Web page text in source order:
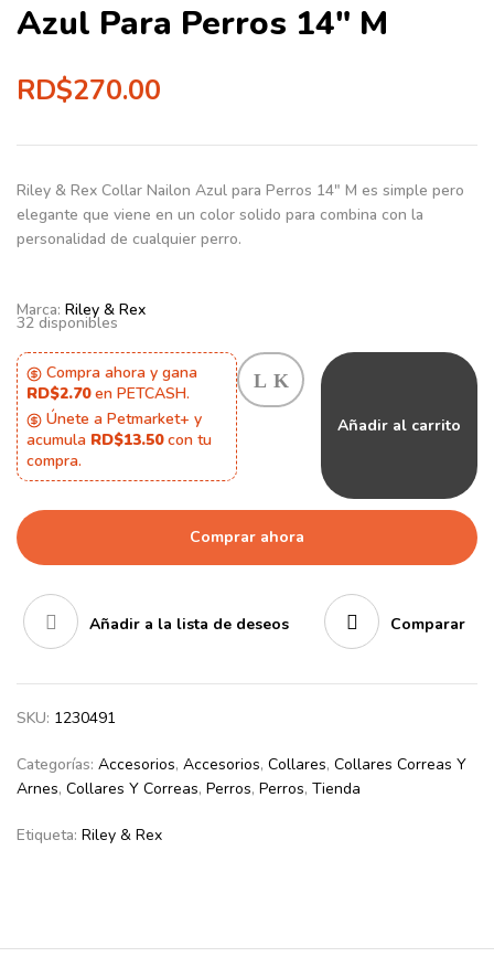
Azul Para Perros 14″ M
RD$270.00
Riley & Rex Collar Nailon Azul para Perros 14″ M es simple pero
elegante que viene en un color solido para combina con la
personalidad de cualquier perro.
Marca: Riley & Rex
32 disponibles
Compra ahora y gana
RD$2.70en PETCASH.
Únete a Petmarket+ y
acumula RD$13.50con tu
compra.
Añadir al carrito
Comprar ahora
Añadir a la lista de deseos Comparar
SKU: 1230491
Categorías: Accesorios, Accesorios, Collares, Collares Correas Y
Arnes, Collares Y Correas, Perros, Perros, Tienda
Etiqueta: Riley & Rex